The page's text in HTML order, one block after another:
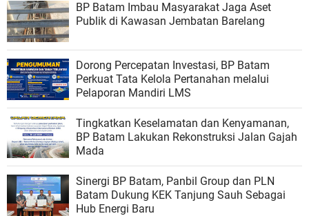
BP Batam Imbau Masyarakat Jaga Aset
Publik di Kawasan Jembatan Barelang
Dorong Percepatan Investasi, BP Batam
Perkuat Tata Kelola Pertanahan melalui
Pelaporan Mandiri LMS
Tingkatkan Keselamatan dan Kenyamanan,
BP Batam Lakukan Rekonstruksi Jalan Gajah
Mada
Sinergi BP Batam, Panbil Group dan PLN
Batam Dukung KEK Tanjung Sauh Sebagai
Hub Energi Baru